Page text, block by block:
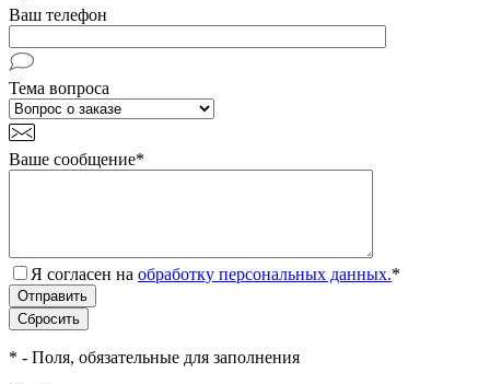
Ваш телефон
Тема вопроса
Ваше сообщение*
Я согласен на обработку персональных данных.*
* - Поля, обязательные для заполнения